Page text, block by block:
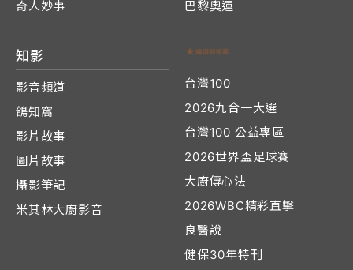
奇人妙事
巴黎奧運
知影
影音頻道
鴿知窩
影片故事
圖片故事
攝影筆記
米其林大廚影音
台灣100
2026九合一大選
台灣100 公益專區
2026世界盃足球賽
大廚傳心法
2026WBC精彩直擊
良醫說
健保30年特刊